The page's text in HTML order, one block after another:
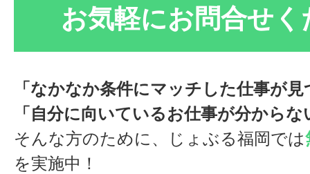
お気軽にお問合せく
「なかなか条件にマッチした仕事が
「自分に向いているお仕事が分からな
そんな方のために、じょぶる福岡では
を実施中！